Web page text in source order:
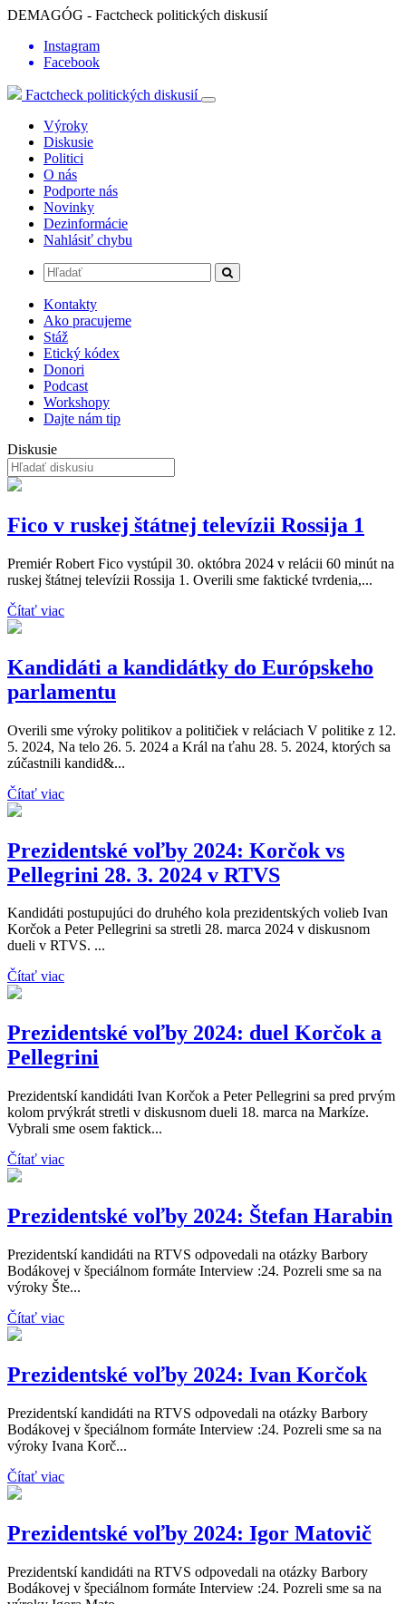
DEMAGÓG - Factcheck politických diskusií
Instagram
Facebook
Factcheck politických diskusií
Výroky
Diskusie
Politici
O nás
Podporte nás
Novinky
Dezinformácie
Nahlásiť chybu
Kontakty
Ako pracujeme
Stáž
Etický kódex
Donori
Podcast
Workshopy
Dajte nám tip
Diskusie
Fico v ruskej štátnej televízii Rossija 1
Premiér Robert Fico vystúpil 30. októbra 2024 v relácii 60 minút na
ruskej štátnej televízii Rossija 1. Overili sme faktické tvrdenia,...
Čítať viac
Kandidáti a kandidátky do Európskeho
parlamentu
Overili sme výroky politikov a političiek v reláciach V politike z 12.
5. 2024, Na telo 26. 5. 2024 a Král na ťahu 28. 5. 2024, ktorých sa
zúčastnili kandid&...
Čítať viac
Prezidentské voľby 2024: Korčok vs
Pellegrini 28. 3. 2024 v RTVS
Kandidáti postupujúci do druhého kola prezidentských volieb Ivan
Korčok a Peter Pellegrini sa stretli 28. marca 2024 v diskusnom
dueli v RTVS. ...
Čítať viac
Prezidentské voľby 2024: duel Korčok a
Pellegrini
Prezidentskí kandidáti Ivan Korčok a Peter Pellegrini sa pred prvým
kolom prvýkrát stretli v diskusnom dueli 18. marca na Markíze.
Vybrali sme osem faktick...
Čítať viac
Prezidentské voľby 2024: Štefan Harabin
Prezidentskí kandidáti na RTVS odpovedali na otázky Barbory
Bodákovej v špeciálnom formáte Interview :24. Pozreli sme sa na
výroky Šte...
Čítať viac
Prezidentské voľby 2024: Ivan Korčok
Prezidentskí kandidáti na RTVS odpovedali na otázky Barbory
Bodákovej v špeciálnom formáte Interview :24. Pozreli sme sa na
výroky Ivana Korč...
Čítať viac
Prezidentské voľby 2024: Igor Matovič
Prezidentskí kandidáti na RTVS odpovedali na otázky Barbory
Bodákovej v špeciálnom formáte Interview :24. Pozreli sme sa na